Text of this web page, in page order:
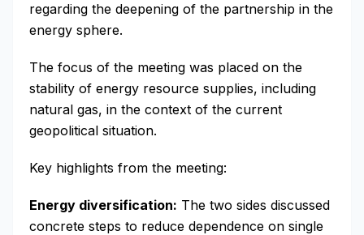
regarding the deepening of the partnership in the
energy sphere.
The focus of the meeting was placed on the
stability of energy resource supplies, including
natural gas, in the context of the current
geopolitical situation.
Key highlights from the meeting:
Energy diversification: The two sides discussed
concrete steps to reduce dependence on single